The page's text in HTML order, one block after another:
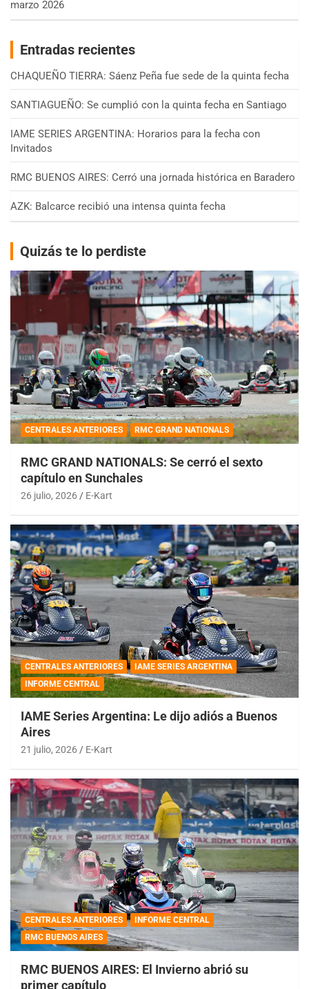
marzo 2026
Entradas recientes
CHAQUEÑO TIERRA: Sáenz Peña fue sede de la quinta fecha
SANTIAGUEÑO: Se cumplió con la quinta fecha en Santiago
IAME SERIES ARGENTINA: Horarios para la fecha con
Invitados
RMC BUENOS AIRES: Cerró una jornada histórica en Baradero
AZK: Balcarce recibió una intensa quinta fecha
Quizás te lo perdiste
CENTRALES ANTERIORES RMC GRAND NATIONALS
RMC GRAND NATIONALS: Se cerró el sexto
capítulo en Sunchales
26 julio, 2026 E-Kart
CENTRALES ANTERIORES
IAME SERIES ARGENTINA
INFORME CENTRAL
IAME Series Argentina: Le dijo adiós a Buenos
Aires
21 julio, 2026 E-Kart
CENTRALES ANTERIORES
INFORME CENTRAL
RMC BUENOS AIRES
RMC BUENOS AIRES: El Invierno abrió su
primer capítulo